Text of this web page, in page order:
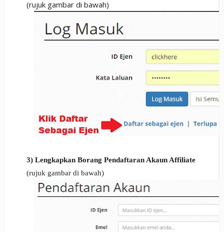
(rujuk gambar di bawah)
3) Lengkapkan Borang Pendaftaran Akaun Affiliate
(rujuk gambar di bawah)